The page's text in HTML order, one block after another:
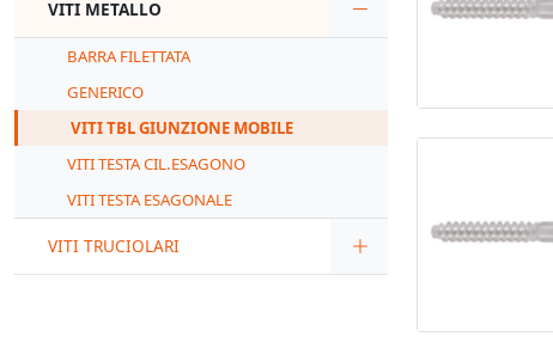
VITI METALLO
BARRA FILETTATA
GENERICO
VITI TBL GIUNZIONE MOBILE
VITI TESTA CIL.ESAGONO
VITI TESTA ESAGONALE
VITI TRUCIOLARI